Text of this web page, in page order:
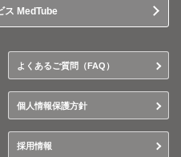
ス MedTube
よくあるご質問（FAQ）
個人情報保護方針
採用情報